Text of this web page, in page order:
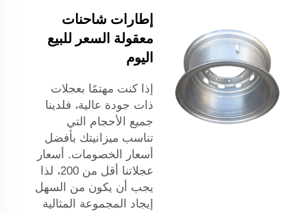
إطارات شاحنات
معقولة السعر للبيع
اليوم
إذا كنت مهتمًا بعجلات
ذات جودة عالية، فلدينا
جميع الأحجام التي
تناسب ميزانيتك بأفضل
أسعار الخصومات. أسعار
عجلاتنا أقل من 200، لذا
يجب أن يكون من السهل
إيجاد المجموعة المثالية